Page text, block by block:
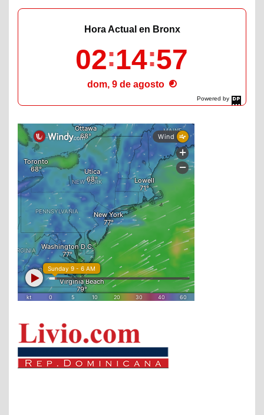
Powered by
DaysPedia.com
Hora Actual en Bronx
02 14 59
dom, 9 de agosto